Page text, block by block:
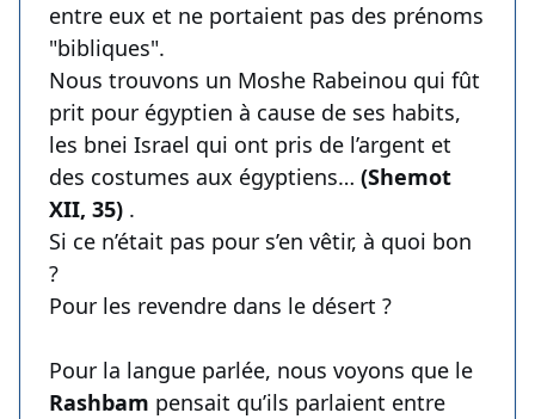
entre eux et ne portaient pas des prénoms
"bibliques".
Nous trouvons un Moshe Rabeinou qui fût
prit pour égyptien à cause de ses habits,
les bnei Israel qui ont pris de l’argent et
des costumes aux égyptiens… (Shemot
XII, 35) .
Si ce n’était pas pour s’en vêtir, à quoi bon
?
Pour les revendre dans le désert ?
Pour la langue parlée, nous voyons que le
Rashbam pensait qu’ils parlaient entre